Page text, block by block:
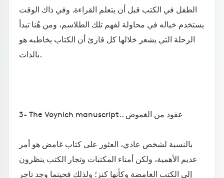
الطفل في الكتب قبل أن يتعلم القراءة. وفي ذاك الوقت
يستخدم خياله في محاولة لفهم تلك الطلاسم، ومن هُنا تبدأ
الرحلة التي يشعر خلالها كل قارئ أن الكتاب يخاطبه هو
بالذات.
3- The Voynich manuscript.. عقود من الغموض
بالنسبة لشخص عادي، العثور على كتاب غامض هو أمر
عديم الأهمية، ولكن أمناء المكتبات وتجار الكتب ينظرون
إلى الكتب الغامضة وكأنها كنز؛ ولذلك فحينما وجد تاجر